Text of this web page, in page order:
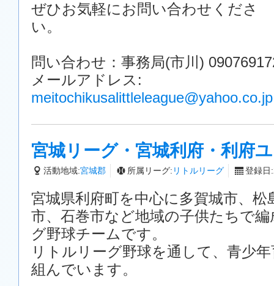
ぜひお気軽にお問い合わせくださ
い。
問い合わせ：事務局(市川)
メールアドレス:
meitochikusalittleleague@yahoo.co.jp
宮城リーグ・宮城利府・利府
活動地域:宮城郡 所属リーグ: リトルリーグ 登録日
宮城県利府町を中心に多賀城市、松
市、石巻市など地域の子供たちで
グ野球チームです。
リトルリーグ野球を通して、青少
組んでいます。